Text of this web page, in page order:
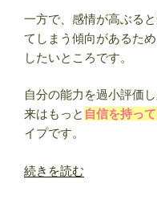
日
占
の
一方で、感情が高ぶる
てしまう傾向があるた
したいところです。
自分の能力を過小評価
来はもっと 自信を持っ
イプです。
“1
続きを読む